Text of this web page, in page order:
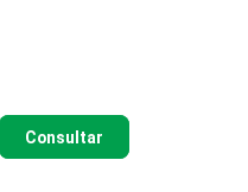
Consultar